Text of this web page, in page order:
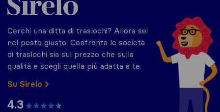
Cerchi una ditta di traslochi? Allora sei
nel posto giusto. Confronta le società
di traslochi sia sul prezzo che sulla
qualità e scegli quella più adatta a te.
Su Sirelo
4.3